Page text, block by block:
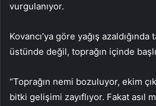
vurgulanıyor.
Kovancı’ya göre yağış azaldığında
üstünde değil, toprağın içinde
“Toprağın nemi bozuluyor, ekim
bitki gelişimi zayıflıyor. Fakat asıl